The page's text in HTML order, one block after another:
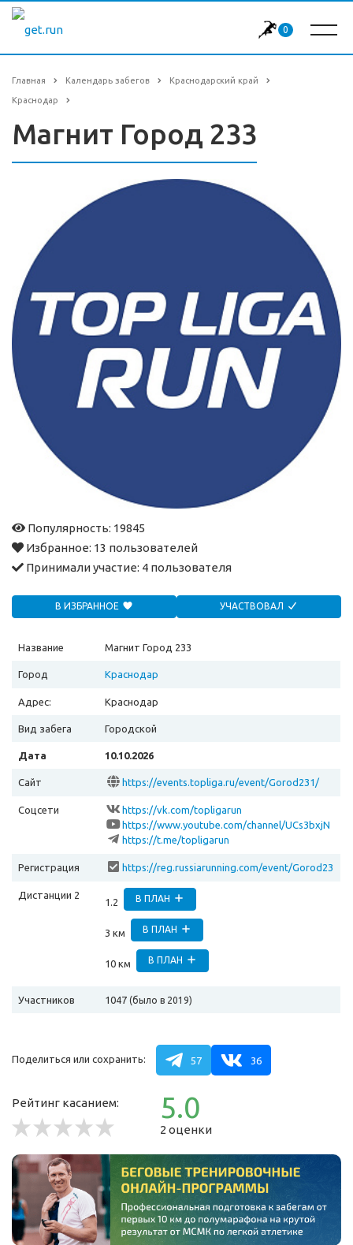
0
Главная Календарь забегов Краснодарский край
Краснодар
Магнит Город 233
Популярность: 19845
Избранное: 13 пользователей
Принимали участие: 4 пользователя
В ИЗБРАННОЕ УЧАСТВОВАЛ
Название Магнит Город 233
Город Краснодар
Адрес: Краснодар
Вид забега Городской
Дата 10.10.2026
Сайт https://events.topliga.ru/event/Gorod231/
Соцсети
https://vk.com/topligarun
https://www.youtube.com/channel/UCs3bxjN
OOq0w9LgwgDChUiw
https://t.me/topligarun
Регистрация
https://reg.russiarunning.com/event/Gorod23
Дистанции 2
1.2 В ПЛАН
3 км В ПЛАН
10 км В ПЛАН
Участников 1047 (было в 2019)
Поделиться или сохранить: 57 36
Рейтинг касанием: 5.0
2 оценки